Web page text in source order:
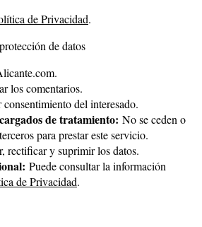
de Privacidad.
de datos
los comentarios.
consentimiento del interesado.
de tratamiento: No se ceden o
para prestar este servicio.
rectificar y suprimir los datos.
Puede consultar la información
de Privacidad.